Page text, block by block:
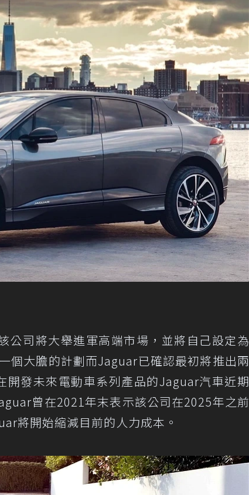
公司將大舉進軍高端市場，並將自己設定為
個大膽的計劃而Jaguar已確認最初將推出兩
發未來電動車系列產品的Jaguar汽車近期
曾在2021年末表示該公司在2025年之前
將開始縮減目前的人力成本。